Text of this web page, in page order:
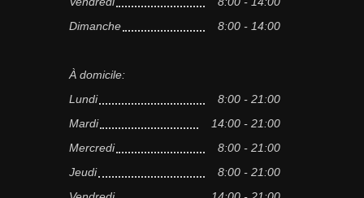
Dimanche
8:00 - 14:00
À domicile:
Lundi
8:00 - 21:00
Mardi
14:00 - 21:00
Mercredi
8:00 - 21:00
Jeudi
8:00 - 21:00